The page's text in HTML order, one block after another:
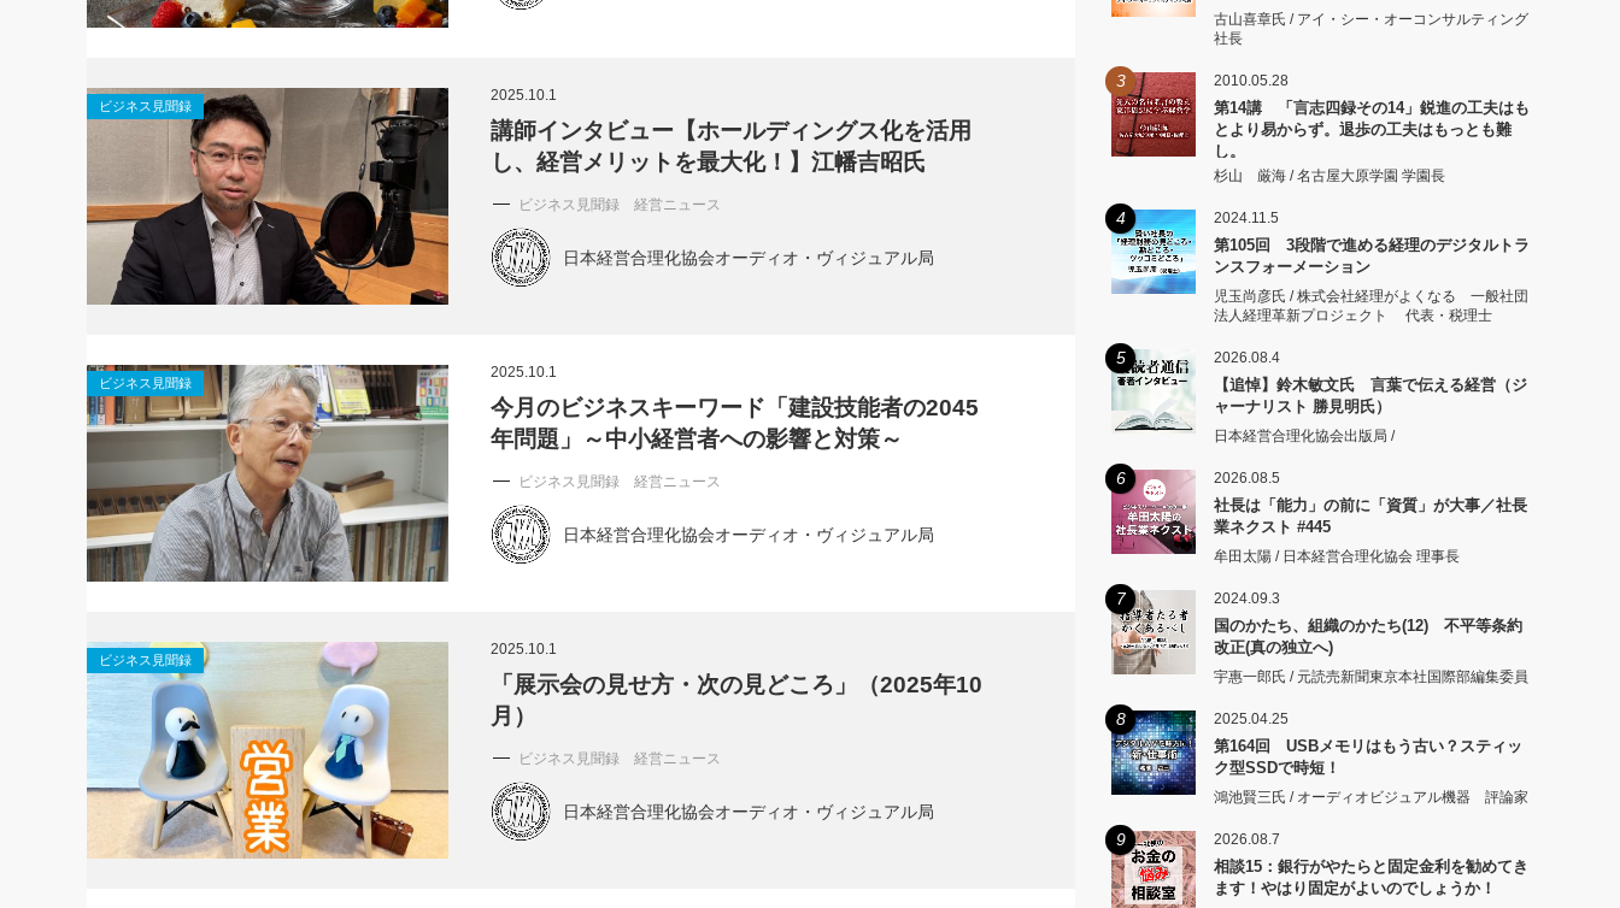
ビジネス見聞録
2025.10.1
講師インタビュー【ホールディングス化を活用
し、経営メリットを最大化！】江幡吉昭氏
ビジネス見聞録 経営ニュース
日本経営合理化協会オーディオ・ヴィジュアル局
ビジネス見聞録
2025.10.1
今月のビジネスキーワード「建設技能者の2045
年問題」～中小経営者への影響と対策～
ビジネス見聞録 経営ニュース
日本経営合理化協会オーディオ・ヴィジュアル局
ビジネス見聞録
2025.10.1
「展示会の見せ方・次の見どころ」（2025年10
月）
ビジネス見聞録 経営ニュース
日本経営合理化協会オーディオ・ヴィジュアル局
古山喜章氏 / アイ・シー・オーコンサルティング
社長
3 2010.05.28
第14講 「言志四録その14」鋭進の工夫はも
とより易からず。退歩の工夫はもっとも難
し。
杉山 厳海 / 名古屋大原学園 学園長
4 2024.11.5
第105回 3段階で進める経理のデジタルトラ
ンスフォーメーション
児玉尚彦氏 / 株式会社経理がよくなる 一般社団
法人経理革新プロジェクト 代表・税理士
5 2026.08.4
【追悼】鈴木敏文氏 言葉で伝える経営（ジ
ャーナリスト 勝見明氏）
日本経営合理化協会出版局 /
6 2026.08.5
社長は「能力」の前に「資質」が大事／社長
業ネクスト #445
牟田太陽 / 日本経営合理化協会 理事長
7 2024.09.3
国のかたち、組織のかたち(12) 不平等条約
改正(真の独立へ)
宇惠一郎氏 / 元読売新聞東京本社国際部編集委員
8 2025.04.25
第164回 USBメモリはもう古い？スティッ
ク型SSDで時短！
鴻池賢三氏 / オーディオビジュアル機器 評論家
9 2026.08.7
相談15：銀行がやたらと固定金利を勧めてき
ます！やはり固定がよいのでしょうか！